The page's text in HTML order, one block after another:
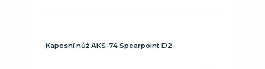
Kapesní nůž AKS-74 Spearpoint D2